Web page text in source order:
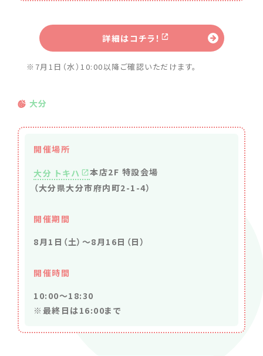
詳細はコチラ！
※7月1日（水）10:00以降ご確認いただけます。
大分
開催場所
大分 トキハ
本店2F 特設会場
（大分県大分市府内町2-1-4）
開催期間
8月1日（土）～8月16日（日）
開催時間
10:00～18:30
※最終日は16:00まで